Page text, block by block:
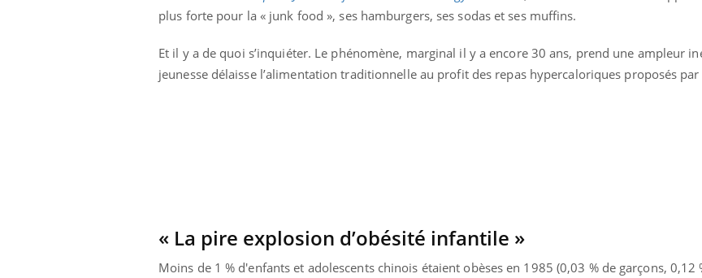
plus forte pour la « junk food », ses hamburgers, ses sodas et ses muffins.
Et il y a de quoi s’inquiéter. Le phénomène, marginal il y a encore 30 ans, prend une ampleur
jeunesse délaisse l’alimentation traditionnelle au profit des repas hypercaloriques proposés
« La pire explosion d’obésité infantile »
Moins de 1 % d'enfants et adolescents chinois étaient obèses en 1985 (0,03 % de garçons, 0,12
expliquer ma maladieYoutube
Il y a des sujets qui sont faciles à aborder...
prévenirYoutube
Fatigue, irritabilité, brouillard mental ou
osait en parler??
En 2026, l'insuline